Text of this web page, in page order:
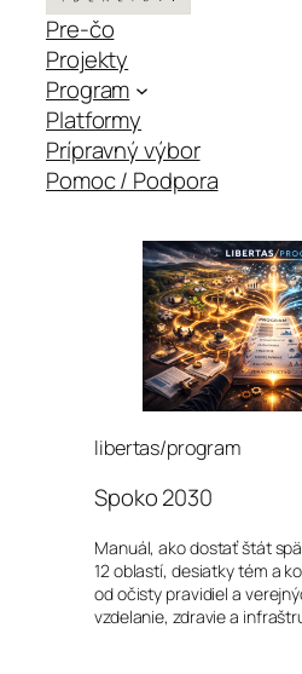
Pre-čo
Projekty
Program
Platformy
Prípravný výbor
Pomoc / Podpora
libertas/program
Spoko 2030
Manuál, ako dostať štát
12 oblastí, desiatky tém a
od očisty pravidiel a
vzdelanie, zdravie a